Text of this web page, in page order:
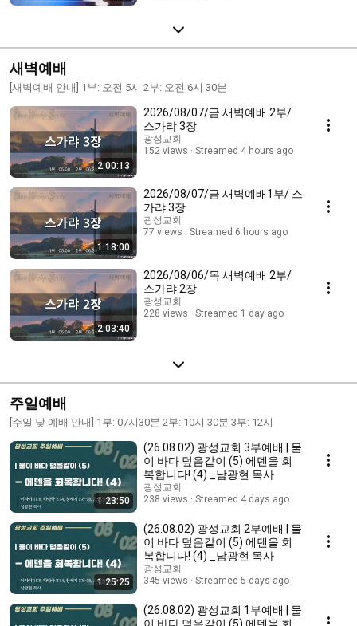
새벽예배
[새벽예배 안내] 1부: 오전 5시 2부: 오전 6시 30분
2:00:13
2026/08/07/금 새벽예배 2부/
스가랴 3장
광성교회
152 views
Streamed 4 hours ago
1:18:00
2026/08/07/금 새벽예배1부/ 스
가랴 3장
광성교회
77 views
Streamed 6 hours ago
2:03:40
2026/08/06/목 새벽예배 2부/
스가랴 2장
광성교회
228 views
Streamed 1 day ago
주일예배
[주일 낮 예배 안내] 1부: 07시30분 2부: 10시 30분 3부: 12시
1:23:50
(26.08.02) 광성교회 3부예배 | 물
이 바다 덮음같이 (5) 에덴을 회
복합니다! (4) _남광현 목사
광성교회
238 views
Streamed 4 days ago
1:25:25
(26.08.02) 광성교회 2부예배 | 물
이 바다 덮음같이 (5) 에덴을 회
복합니다! (4) _남광현 목사
광성교회
345 views
Streamed 5 days ago
(26.08.02) 광성교회 1부예배 | 물
이 바다 덮음같이 (5) 에덴을 회